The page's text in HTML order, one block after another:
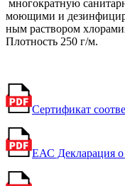
многократную
моющими и
ным раствором
Плотность 250 г/м.
Сертификат
ЕАС Декларация о